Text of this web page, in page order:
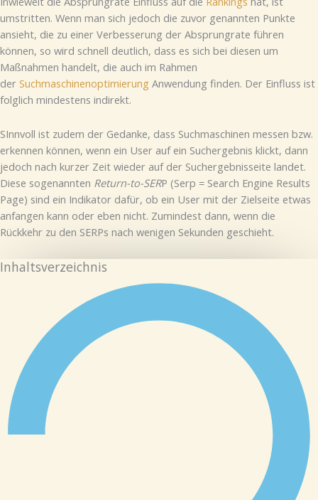
umstritten. Wenn man sich jedoch die zuvor genannten Punkte
ansieht, die zu einer Verbesserung der Absprungrate führen
können, so wird schnell deutlich, dass es sich bei diesen um
Maßnahmen handelt, die auch im Rahmen
der Suchmaschinenoptimierung Anwendung finden. Der Einfluss ist
folglich mindestens indirekt.
SInnvoll ist zudem der Gedanke, dass Suchmaschinen messen bzw.
erkennen können, wenn ein User auf ein Suchergebnis klickt, dann
jedoch nach kurzer Zeit wieder auf der Suchergebnisseite landet.
Diese sogenannten Return-to-SERP (Serp = Search Engine Results
Page) sind ein Indikator dafür, ob ein User mit der Zielseite etwas
anfangen kann oder eben nicht. Zumindest dann, wenn die
Rückkehr zu den SERPs nach wenigen Sekunden geschieht.
Inhaltsverzeichnis